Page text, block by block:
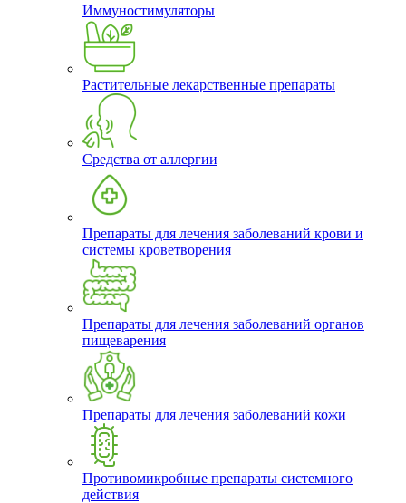
Иммуностимуляторы
Растительные лекарственные препараты
Средства от аллергии
Препараты для лечения заболеваний крови и
системы кроветворения
Препараты для лечения заболеваний органов
пищеварения
Препараты для лечения заболеваний кожи
Противомикробные препараты системного
действия